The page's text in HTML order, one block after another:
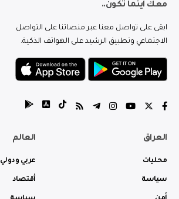
معك اينما تكون..
ابقى على تواصل معنا عبر منصاتنا على التواصل
الاجتماعي وتطبيق الرشيد على الهواتف الذكية.
العراق
محليات
سياسة
العالم
عربي ودولي
أقتصاد